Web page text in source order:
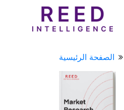
الصفحة الرئيسية